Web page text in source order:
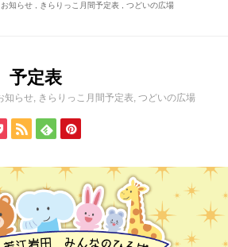
知らせ きらりっこ月間予定表
つどいの広場
予定表
知らせ, きらりっこ月間予定表, つどいの広場